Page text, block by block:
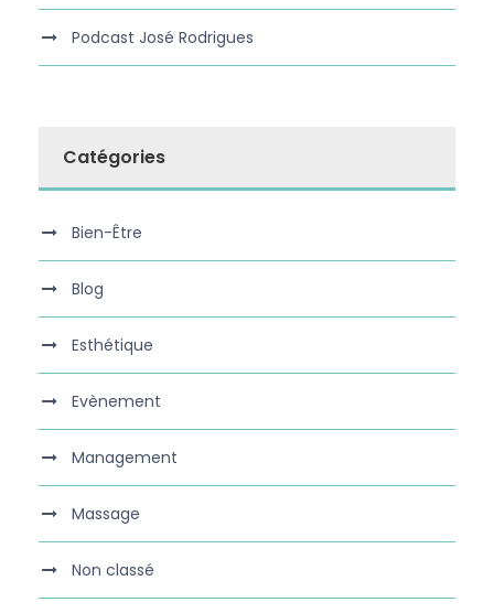
Podcast José Rodrigues
Catégories
Bien-Être
Blog
Esthétique
Evènement
Management
Massage
Non classé